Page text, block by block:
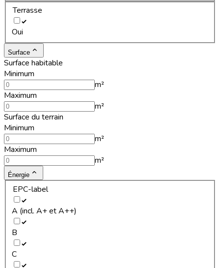
Terrasse
Oui
Surface
Surface habitable
Minimum
m²
Maximum
m²
Surface du terrain
Minimum
m²
Maximum
m²
Énergie
EPC-label
A (incl. A+ et A++)
B
C